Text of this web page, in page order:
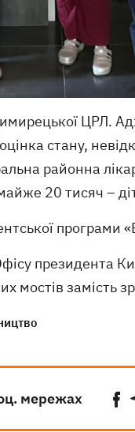
ЦРЛ.
стану,
районна
20 тисяч –
програми
президента
мостів замість
мережах